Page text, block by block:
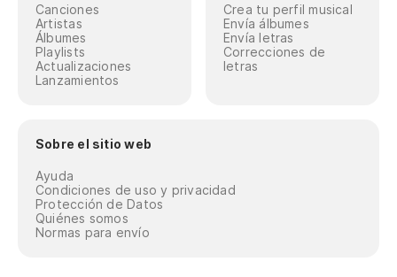
Canciones
Artistas
Álbumes
Playlists
Actualizaciones
Lanzamientos
Crea tu perfil musical
Envía álbumes
Envía letras
Correcciones de
letras
Sobre el sitio web
Ayuda
Condiciones de uso y privacidad
Protección de Datos
Quiénes somos
Normas para envío